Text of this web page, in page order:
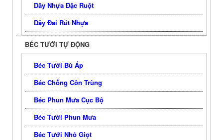
Dây Nhựa Đặc Ruột
Dây Đai Rút Nhựa
BÉC TƯỚI TỰ ĐỘNG
Béc Tưới Bù Áp
Béc Chống Côn Trùng
Béc Phun Mưa Cục Bộ
Béc Tưới Phun Mưa
Béc Tưới Nhỏ Giọt